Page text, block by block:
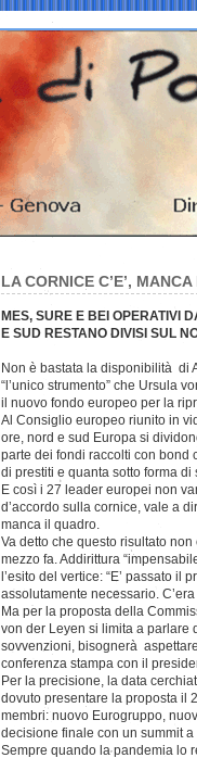
LA CORNICE C’E’,
MES, SURE E BEI OPERATIVI
E SUD RESTANO DIVISI SUL
Non è bastata la disponibilità di
“l’unico strumento” che Ursula
il nuovo fondo europeo per la
Al Consiglio europeo riunito in
ore, nord e sud Europa si
parte dei fondi raccolti con bond
di prestiti e quanta sotto forma
E così i 27 leader europei non
d’accordo sulla cornice, vale a
manca il quadro.
Va detto che questo risultato
mezzo fa. Addirittura
l’esito del vertice: “E’ passato il
assolutamente necessario.
Ma per la proposta della
von der Leyen si limita a parlare
sovvenzioni, bisognerà
conferenza stampa con il
Per la precisione, la data
dovuto presentare la proposta il
membri: nuovo Eurogruppo,
decisione finale con un summit
Sempre quando la pandemia lo